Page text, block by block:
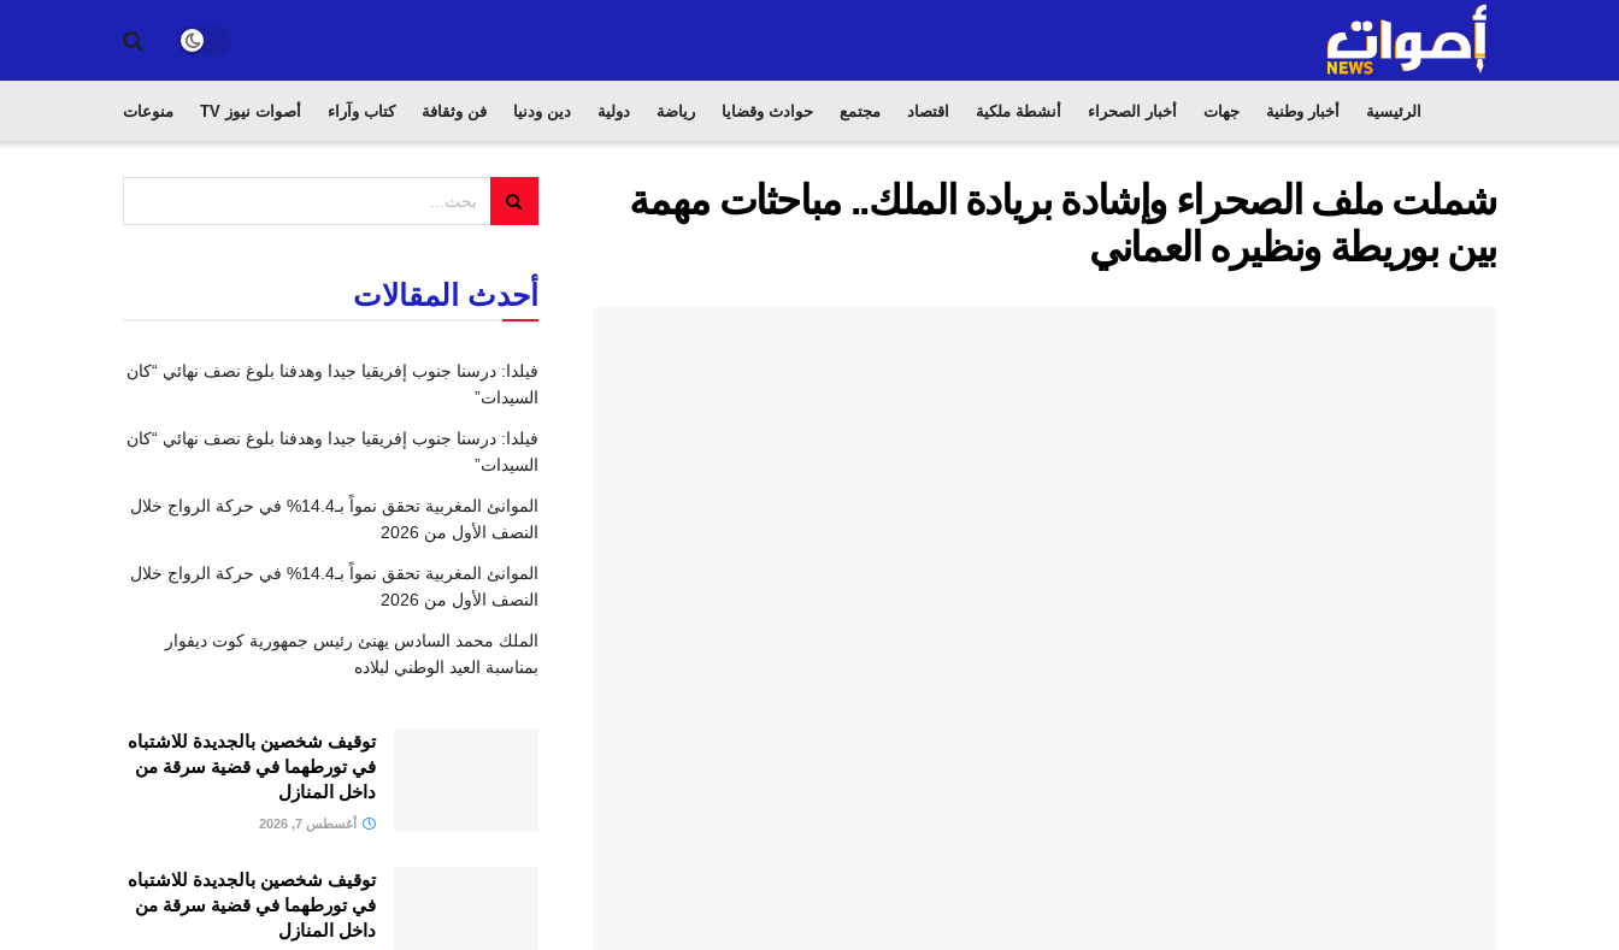
الرئيسية أخبار وطنية جهات أخبار الصحراء أنشطة ملكية اقتصاد مجتمع حوادث وقضايا رياضة دولية دين ودنيا فن وثقافة كتاب وآراء أصوات نيوز TV منوعات
شملت ملف الصحراء وإشادة بريادة الملك.. مباحثات مهمة
بين بوريطة ونظيره العماني
أحدث المقالات
فيلدا: درسنا جنوب إفريقيا جيدا وهدفنا بلوغ نصف نهائي “كان
السيدات”
فيلدا: درسنا جنوب إفريقيا جيدا وهدفنا بلوغ نصف نهائي “كان
السيدات”
الموانئ المغربية تحقق نمواً بـ14.4% في حركة الرواج خلال
النصف الأول من 2026
الموانئ المغربية تحقق نمواً بـ14.4% في حركة الرواج خلال
النصف الأول من 2026
الملك محمد السادس يهنئ رئيس جمهورية كوت ديفوار
بمناسبة العيد الوطني لبلاده
توقيف شخصين بالجديدة للاشتباه
في تورطهما في قضية سرقة من
داخل المنازل
أغسطس 7, 2026
توقيف شخصين بالجديدة للاشتباه
في تورطهما في قضية سرقة من
داخل المنازل